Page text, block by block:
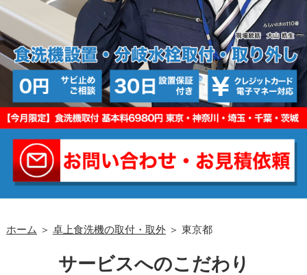
ホーム ＞ 卓上食洗機の取付・取外＞ 東京都
サービスへのこだわり